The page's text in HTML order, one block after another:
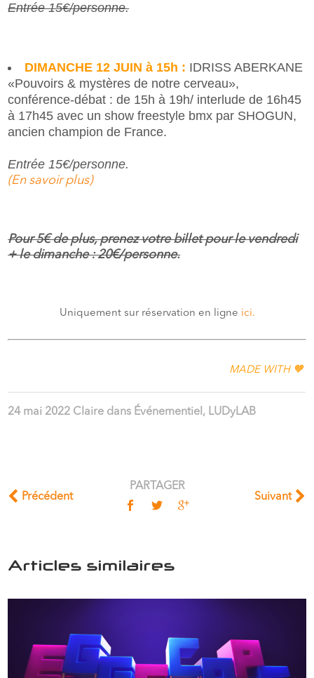
Entrée 15€/personne.
DIMANCHE 12 JUIN à 15h : IDRISS ABERKANE
«Pouvoirs & mystères de notre cerveau»,
conférence-débat : de 15h à 19h/ interlude de 16h45
à 17h45 avec un show freestyle bmx par SHOGUN,
ancien champion de France.
Entrée 15€/personne.
(En savoir plus)
Pour 5€ de plus, prenez votre billet pour le vendredi
+ le dimanche : 20€/personne.
Uniquement sur réservation en ligne ici.
MADE WITH 🧡
24 mai 2022 Claire dans Événementiel , LUDyLAB
Précédent
PARTAGER
Suivant
Articles similaires